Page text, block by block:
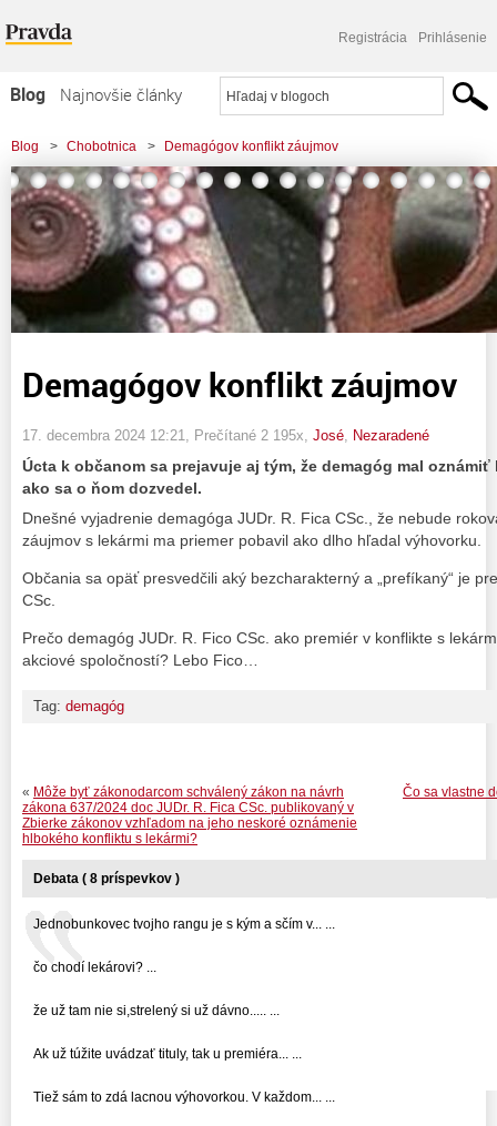
Registrácia Prihlásenie
Blog
Najnovšie články
Najčítanejšie články
Najkomentovanejšie články
Zoznam blogov
Komerčné blogy
Blog > Chobotnica > Demagógov konflikt záujmov
Demagógov konflikt záujmov
17. decembra 2024 12:21 , Prečítané 2 195x, José Nezaradené
Úcta k občanom sa prejavuje aj tým, že demagóg mal
ako sa o ňom dozvedel.
Dnešné vyjadrenie demagóga JUDr. R. Fica CSc., že nebude
záujmov s lekármi ma priemer pobavil ako dlho hľadal výhovorku.
Občania sa opäť presvedčili aký bezcharakterný a „prefíkaný“ je
CSc.
Prečo demagóg JUDr. R. Fico CSc. ako premiér v konflikte s
akciové spoločností? Lebo Fico…
Tag: demagóg
Čo sa vlastne
« Môže byť zákonodarcom schválený zákon na návrh
zákona 637/2024 doc JUDr. R. Fica CSc. publikovaný v
Zbierke zákonov vzhľadom na jeho neskoré oznámenie
hlbokého konfliktu s lekármi?
Debata ( 8 príspevkov )
Jednobunkovec tvojho rangu je s kým a sčím v... ...
čo chodí lekárovi? ...
že už tam nie si,strelený si už dávno..... ...
Ak už túžite uvádzať tituly, tak u premiéra... ...
Tiež sám to zdá lacnou výhovorkou. V každom... ...